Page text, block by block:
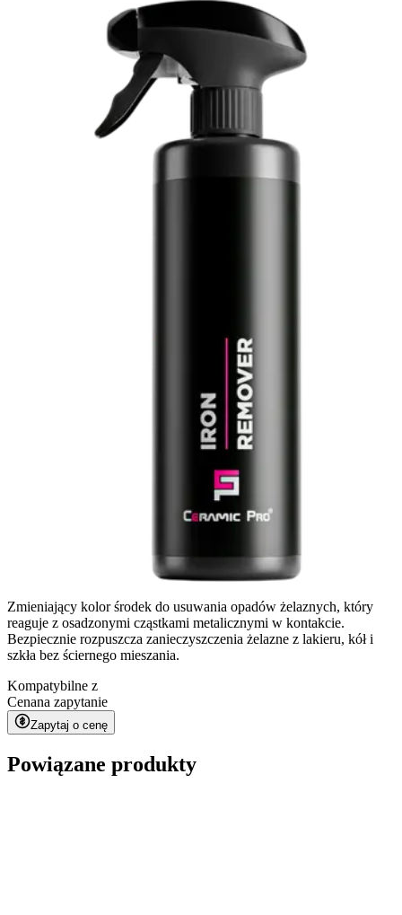
Zmieniający kolor środek do usuwania opadów żelaznych, który
reaguje z osadzonymi cząstkami metalicznymi w kontakcie.
Bezpiecznie rozpuszcza zanieczyszczenia żelazne z lakieru, kół i
szkła bez ściernego mieszania.
Kompatybilne z
Cenana zapytanie
Zapytaj o cenę
Powiązane produkty